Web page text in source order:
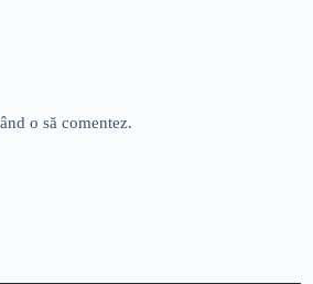
o să comentez.